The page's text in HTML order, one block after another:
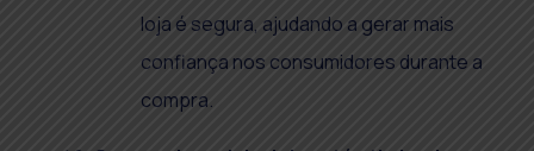
loja é segura, ajudando a gerar mais
confiança nos consumidores durante a
compra.